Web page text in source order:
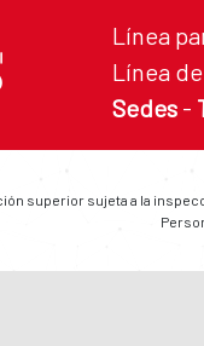
Línea
Línea
Sedes -
superior sujeta a la